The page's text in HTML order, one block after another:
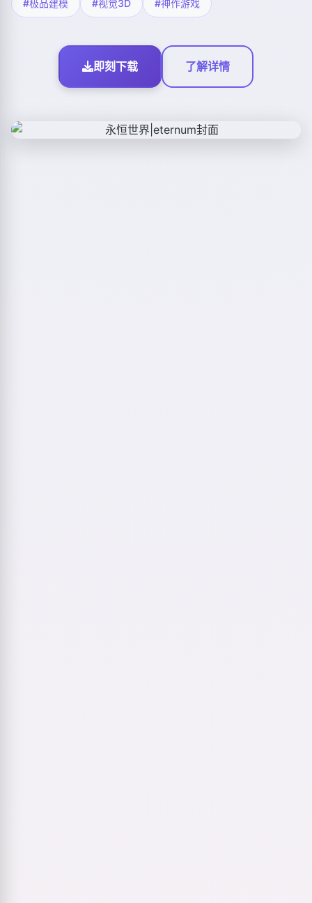
#极品建模 #视觉3D #神作游戏
即刻下载 了解详情